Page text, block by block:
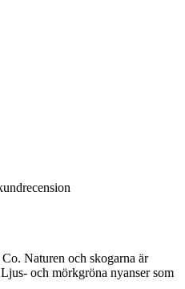
Naturen och skogarna är
och mörkgröna nyanser som